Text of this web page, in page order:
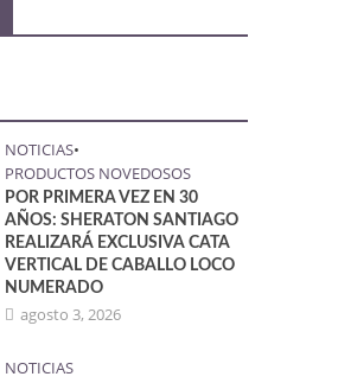
NOTICIAS•
PRODUCTOS NOVEDOSOS
POR PRIMERA VEZ EN 30
AÑOS: SHERATON SANTIAGO
REALIZARÁ EXCLUSIVA CATA
VERTICAL DE CABALLO LOCO
NUMERADO
agosto 3, 2026
NOTICIAS